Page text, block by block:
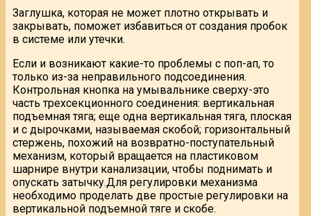
Заглушка, которая не может плотно открывать и
закрывать, поможет избавиться от создания пробок
в системе или утечки.
Если и возникают какие-то проблемы с поп-ап, то
только из-за неправильного подсоединения.
Контрольная кнопка на умывальнике сверху-это
часть трехсекционного соединения: вертикальная
подъемная тяга; еще одна вертикальная тяга, плоская
и с дырочками, называемая скобой; горизонтальный
стержень, похожий на возвратно-поступательный
механизм, который вращается на пластиковом
шарнире внутри канализации, чтобы поднимать и
опускать затычку.Для регулировки механизма
необходимо проделать две простые регулировки на
вертикальной подъемной тяге и скобе.